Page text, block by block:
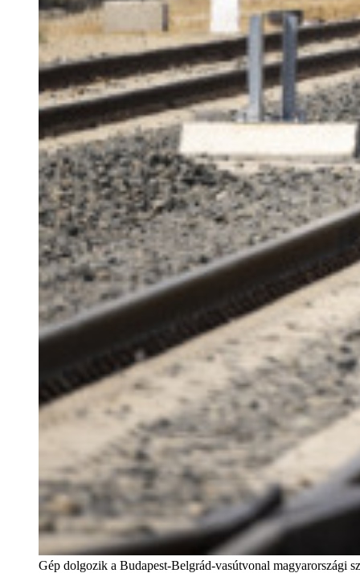
Gép dolgozik a Budapest-Belgrád-vasútvonal magyarországi